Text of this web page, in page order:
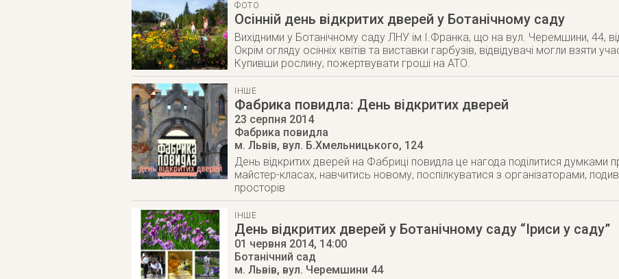
ФОТО
Осінній день відкритих дверей у Ботанічному саду
Вихідними у Ботанічному саду ЛНУ ім І.Франка, що на вул. Черемшини, 44,
Окрім огляду осінніх квітів та виставки гарбузів, відвідувачі могли взяти
Купивши рослину, пожертвувати гроші на АТО.
ІНШЕ
Фабрика повидла: День відкритих дверей
23 серпня 2014
Фабрика повидла
м. Львів, вул. Б.Хмельницького, 124
День відкритих дверей на Фабриці повидла це нагода поділитися думками
майстер-класах, навчитись новому, поспілкуватися з організаторами,
просторів
ІНШЕ
День відкритих дверей у Ботанічному саду “Іриси у саду”
01 червня 2014, 14:00
Ботанічний сад
м. Львів, вул. Черемшини 44